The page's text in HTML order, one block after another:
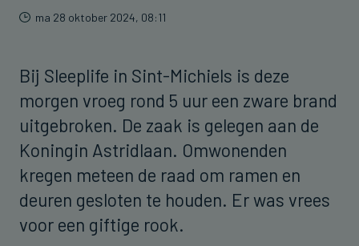
ma 28 oktober 2024, 08:11
Bij Sleeplife in Sint-Michiels is deze
morgen vroeg rond 5 uur een zware brand
uitgebroken. De zaak is gelegen aan de
Koningin Astridlaan. Omwonenden
kregen meteen de raad om ramen en
deuren gesloten te houden. Er was vrees
voor een giftige rook.